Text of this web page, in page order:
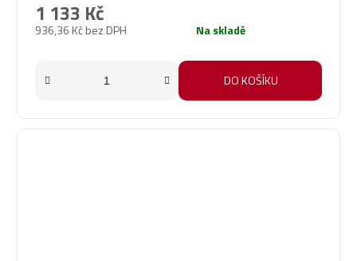
produktu
je
936,36 Kč bez DPH
1 133 Kč
Na skladě
DO KOŠÍKU